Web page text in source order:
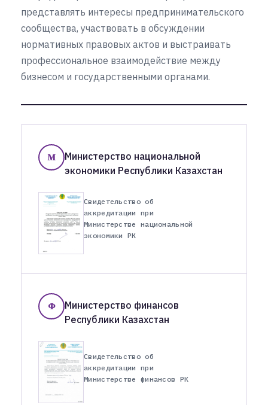
представлять интересы предпринимательского
сообщества, участвовать в обсуждении
нормативных правовых актов и выстраивать
профессиональное взаимодействие между
бизнесом и государственными органами.
М
Министерство национальной
экономики Республики Казахстан
Свидетельство об
аккредитации при
Министерстве национальной
экономики РК
Ф
Министерство финансов
Республики Казахстан
Свидетельство об
аккредитации при
Министерстве финансов РК